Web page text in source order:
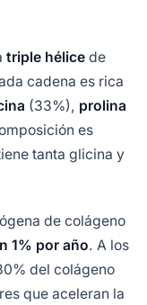
triple hélice de
cadena es rica
(33%), prolina
es
tanta glicina y
de colágeno
1% por año. A los
del colágeno
que aceleran la